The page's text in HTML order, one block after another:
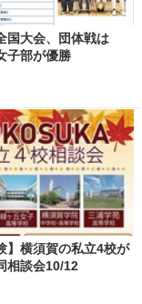
国大会、団体戦は
子部が優勝
】横須賀の私立4校が
相談会10/12